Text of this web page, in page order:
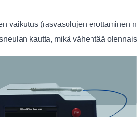
vaikutus (rasvasolujen erottaminen
kautta, mikä vähentää